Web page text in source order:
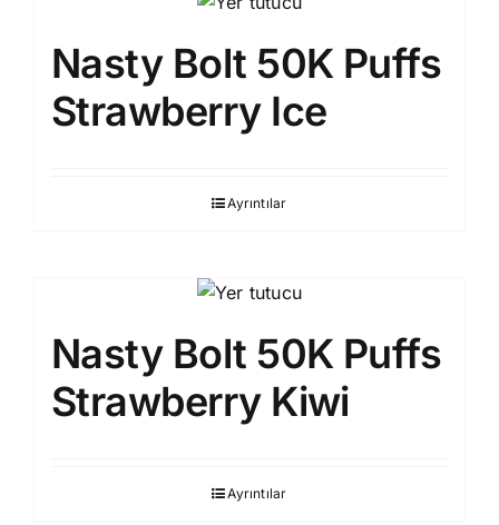
Nasty Bolt 50K Puffs
Strawberry Ice
Ayrıntılar
Nasty Bolt 50K Puffs
Strawberry Kiwi
Ayrıntılar